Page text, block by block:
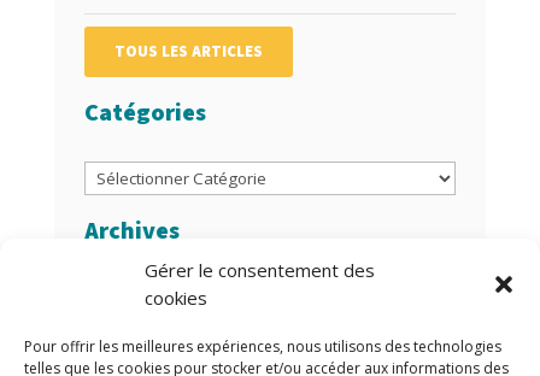
Gérer le consentement des
cookies
Pour offrir les meilleures expériences, nous utilisons des technologies
telles que les cookies pour stocker et/ou accéder aux informations des
TOUS LES ARTICLES
Catégories
Catégories
Archives
Archives
Auteurs/Autrices